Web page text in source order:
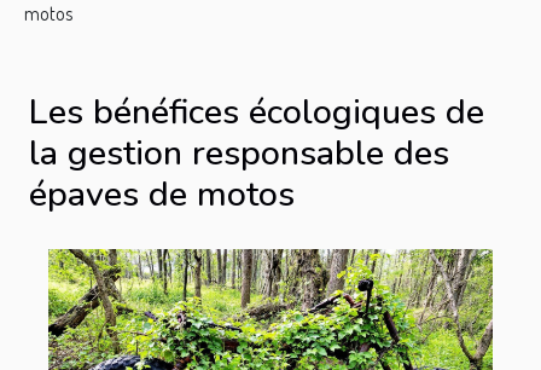
motos
Les bénéfices écologiques de
la gestion responsable des
épaves de motos